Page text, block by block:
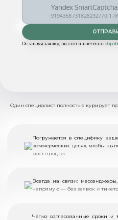
Один специалист полностью курирует
Погружается в специфику
коммерческих целях, чтобы
рост продаж.
Всегда на связи:
напрямую — без заявок и
Чётко согласованные сроки
Оставляя заявку, вы соглашаетесь с